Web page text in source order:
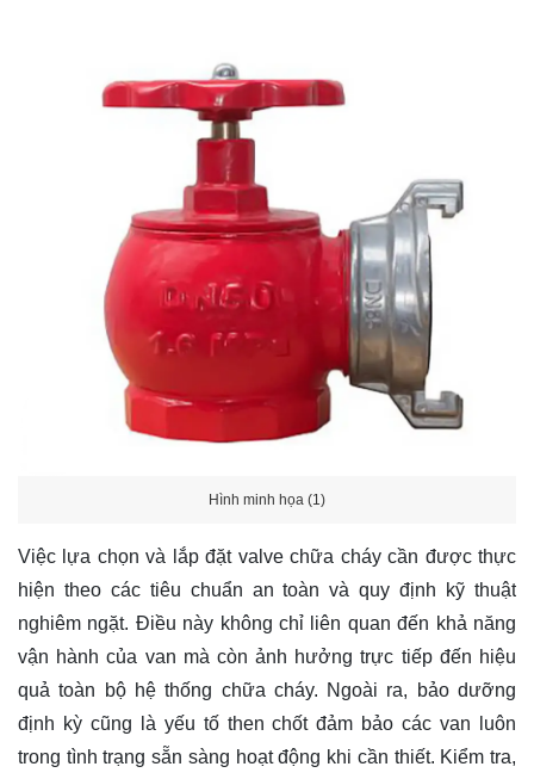
Hình minh họa (1)
Việc lựa chọn và lắp đặt valve chữa cháy cần được thực
hiện theo các tiêu chuẩn an toàn và quy định kỹ thuật
nghiêm ngặt. Điều này không chỉ liên quan đến khả năng
vận hành của van mà còn ảnh hưởng trực tiếp đến hiệu
quả toàn bộ hệ thống chữa cháy. Ngoài ra, bảo dưỡng
định kỳ cũng là yếu tố then chốt đảm bảo các van luôn
trong tình trạng sẵn sàng hoạt động khi cần thiết. Kiểm tra,